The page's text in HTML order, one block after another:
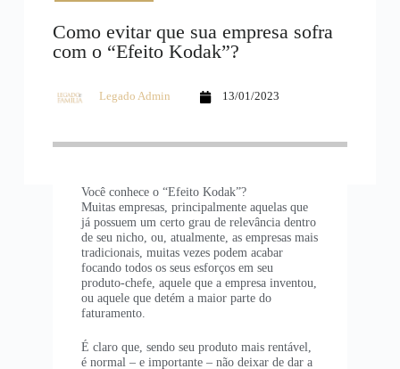
Como evitar que sua empresa sofra
com o “Efeito Kodak”?
Legado Admin 13/01/2023
Você conhece o “Efeito Kodak”?
Muitas empresas, principalmente aquelas que
já possuem um certo grau de relevância dentro
de seu nicho, ou, atualmente, as empresas mais
tradicionais, muitas vezes podem acabar
focando todos os seus esforços em seu
produto-chefe, aquele que a empresa inventou,
ou aquele que detém a maior parte do
faturamento.
É claro que, sendo seu produto mais rentável,
é normal – e importante – não deixar de dar a